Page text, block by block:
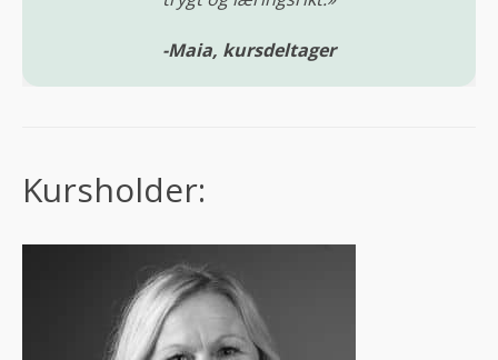
-Maia, kursdeltager
Kursholder: